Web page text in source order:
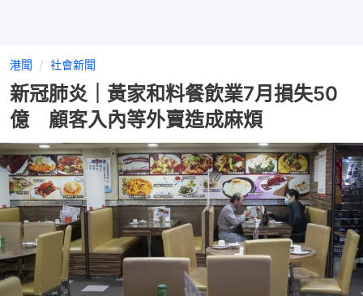
港聞 社會新聞
新冠肺炎｜黃家和料餐飲業7月損失50
億 顧客入內等外賣造成麻煩